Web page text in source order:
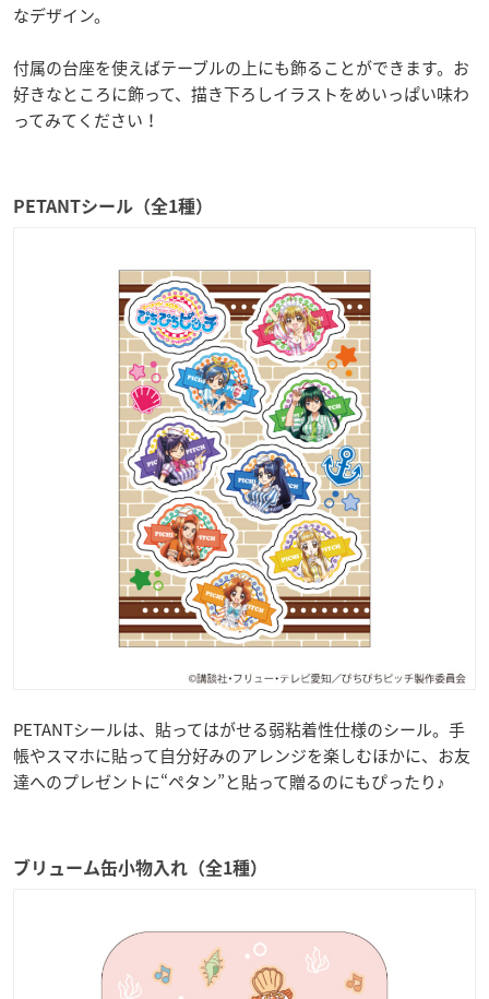
なデザイン。
付属の台座を使えばテーブルの上にも飾ることができます。お
好きなところに飾って、描き下ろしイラストをめいっぱい味わ
ってみてください！
PETANTシール（全1種）
PETANTシールは、貼ってはがせる弱粘着性仕様のシール。手
帳やスマホに貼って自分好みのアレンジを楽しむほかに、お友
達へのプレゼントに“ペタン”と貼って贈るのにもぴったり♪
ブリューム缶小物入れ（全1種）